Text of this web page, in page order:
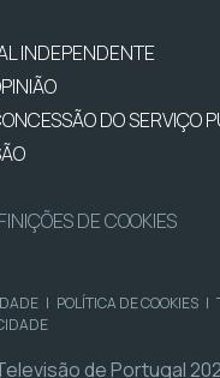
INDEPENDENTE
DO SERVIÇO
DE COOKIES
| POLÍTICA DE COOKIES |
de Portugal